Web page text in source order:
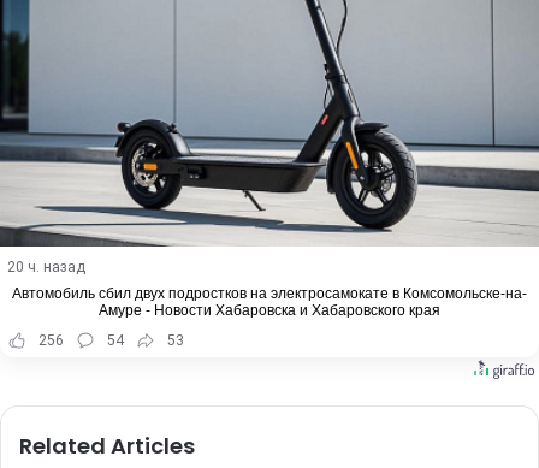
20 ч. назад
Автомобиль сбил двух подростков на электросамокате в Комсомольске-на-
Амуре - Новости Хабаровска и Хабаровского края
256
54 53
Related Articles